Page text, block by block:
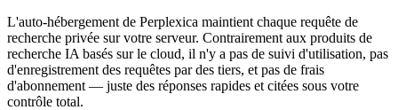
L'auto-hébergement de Perplexica maintient chaque requête de
recherche privée sur votre serveur. Contrairement aux produits de
recherche IA basés sur le cloud, il n'y a pas de suivi d'utilisation, pas
d'enregistrement des requêtes par des tiers, et pas de frais
d'abonnement — juste des réponses rapides et citées sous votre
contrôle total.